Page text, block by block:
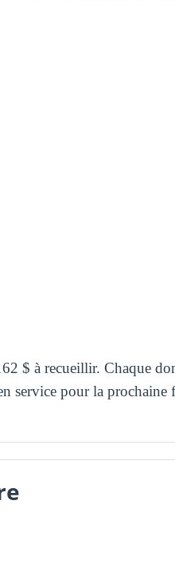
$ à recueillir. Chaque
service pour la prochaine